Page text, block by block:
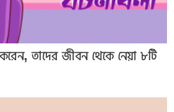
তাদের জীবন থেকে নেয়া ৮টি